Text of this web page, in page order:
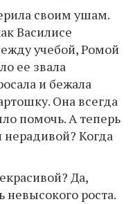
своим ушам.
Василисе
учебой, Ромой
ее звала
и бежала
Она всегда
помочь. А теперь
нерадивой? Когда
Да,
роста.